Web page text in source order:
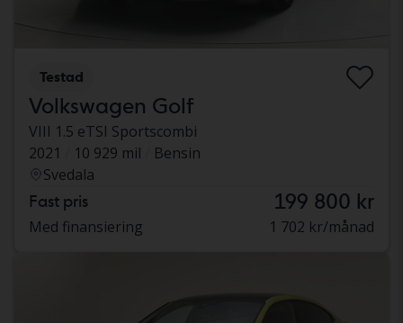
Testad
Volkswagen Golf
VIII 1.5 eTSI Sportscombi
2021
10 929 mil
Bensin
Svedala
Fast pris 199 800 kr
Med finansiering 1 702 kr/månad